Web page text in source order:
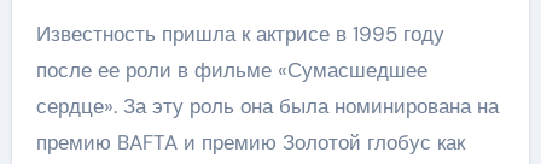
Известность пришла к актрисе в 1995 году
после ее роли в фильме «Сумасшедшее
сердце». За эту роль она была номинирована на
премию BAFTA и премию Золотой глобус как